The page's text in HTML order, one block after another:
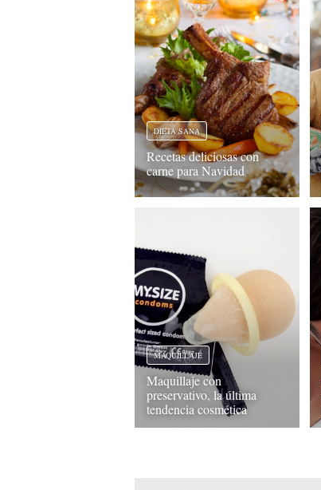
DIETA SANA
Recetas deliciosas con
carne para Navidad
MAQUILLAJE
Maquillaje con
preservativo, la última
tendencia cosmética